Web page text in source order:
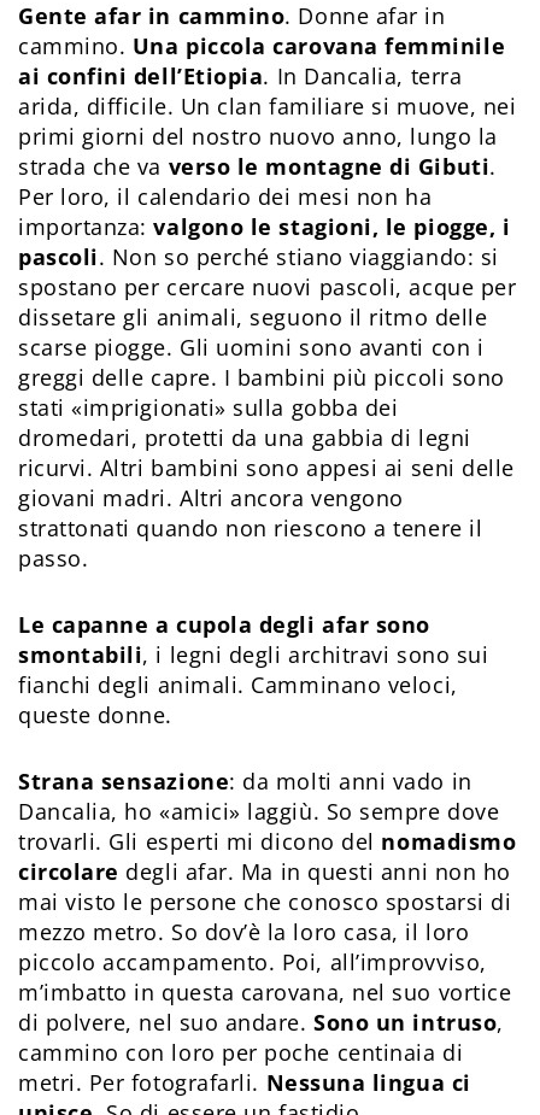
Gente afar in cammino. Donne afar in
cammino. Una piccola carovana femminile
ai confini dell’Etiopia. In Dancalia, terra
arida, difficile. Un clan familiare si muove, nei
primi giorni del nostro nuovo anno, lungo la
strada che va verso le montagne di Gibuti.
Per loro, il calendario dei mesi non ha
importanza:valgono le stagioni, le piogge, i
pascoli. Non so perché stiano viaggiando: si
spostano per cercare nuovi pascoli, acque per
dissetare gli animali, seguono il ritmo delle
scarse piogge. Gli uomini sono avanti con i
greggi delle capre. I bambini più piccoli sono
stati «imprigionati» sulla gobba dei
dromedari, protetti da una gabbia di legni
ricurvi. Altri bambini sono appesi ai seni delle
giovani madri. Altri ancora vengono
strattonati quando non riescono a tenere il
passo.
Le capanne a cupola degli afar sono
smontabili, i legni degli architravi sono sui
fianchi degli animali. Camminano veloci,
queste donne.
Strana sensazione: da molti anni vado in
Dancalia, ho «amici» laggiù. So sempre dove
trovarli. Gli esperti mi dicono del nomadismo
circolare degli afar. Ma in questi anni non ho
mai visto le persone che conosco spostarsi di
mezzo metro. So dov’è la loro casa, il loro
piccolo accampamento. Poi, all’improvviso,
m’imbatto in questa carovana, nel suo vortice
di polvere, nel suo andare.Sono un intruso,
cammino con loro per poche centinaia di
metri. Per fotografarli. Nessuna lingua ci